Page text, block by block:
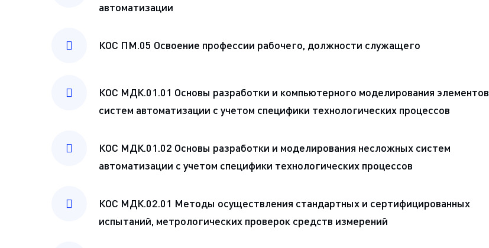
автоматизации
КОС ПМ.05 Освоение профессии рабочего, должности служащего
КОС МДК.01.01 Основы разработки и компьютерного моделирования элементов
систем автоматизации с учетом специфики технологических процессов
КОС МДК.01.02 Основы разработки и моделирования несложных систем
автоматизации с учетом специфики технологических процессов
КОС МДК.02.01 Методы осуществления стандартных и сертифицированных
испытаний, метрологических проверок средств измерений